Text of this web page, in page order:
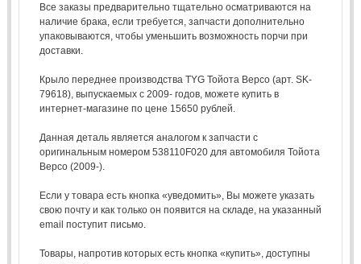
Все заказы предварительно тщательно осматриваются на
наличие брака, если требуется, запчасти дополнительно
упаковываются, чтобы уменьшить возможность порчи при
доставки.
Крыло переднее производства TYG Тойота Версо (арт. SK-
79618), выпускаемых с 2009- годов, можете купить в
интернет-магазине по цене 15650 рублей.
Данная деталь является аналогом к запчасти с
оригинальным номером 538110F020 для автомобиля Тойота
Версо (2009-).
Если у товара есть кнопка «уведомить», Вы можете указать
свою почту и как только он появится на складе, на указанный
email поступит письмо.
Товары, напротив которых есть кнопка «купить», доступны